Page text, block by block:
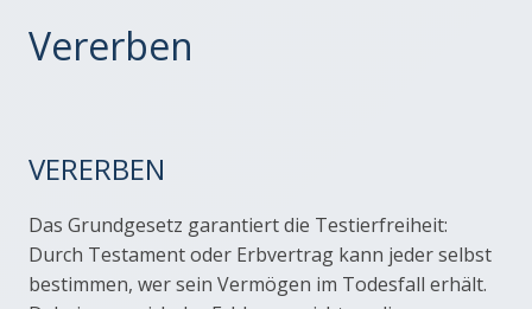
NOTARIAT
LINKS
IMPRESSUM
Vererben
VERERBEN
Das Grundgesetz garantiert die Testierfreiheit:
Durch Testament oder Erbvertrag kann jeder selbst
bestimmen, wer sein Vermögen im Todesfall erhält.